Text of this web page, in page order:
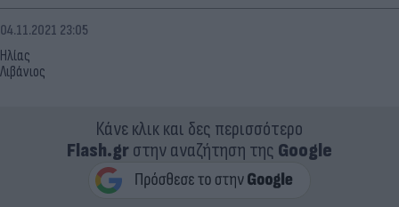
Ηλίας
Λιβάνιος
04.11.2021 23:05
Κάνε κλικ και δες περισσότερο
Flash.grστην αναζήτηση της Google